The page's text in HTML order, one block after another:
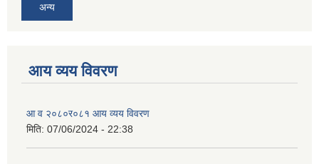
अन्य
आय व्यय विवरण
आ व २०८०र०८१ आय व्यय विवरण
मिति: 07/06/2024 - 22:38